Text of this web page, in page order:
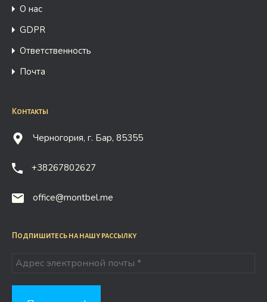
О нас
GDPR
Ответственность
Почта
Контакты
Черногория, г. Бар, 85355
+38267802627
office@montbel.me
Подпишитесь на нашу рассылку